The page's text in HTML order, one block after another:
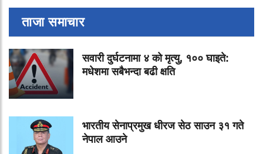
ताजा समाचार
सवारी दुर्घटनामा ४ को मृत्यु, १०० घाइते:
मधेशमा सबैभन्दा बढी क्षति
भारतीय सेनाप्रमुख धीरज सेठ साउन ३१ गते
नेपाल आउने